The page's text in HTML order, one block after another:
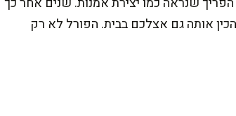
אותה גם אצלכם בבית. הפורל לא רק